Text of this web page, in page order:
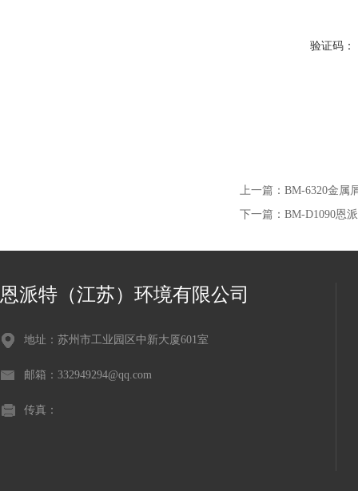
验证码：
上一篇： BM-6320金属
下一篇： BM-D1090恩
恩派特（江苏）环境有限公司
地址：苏州市工业园区中新大厦601室
邮箱：332949294@qq.com
传真：